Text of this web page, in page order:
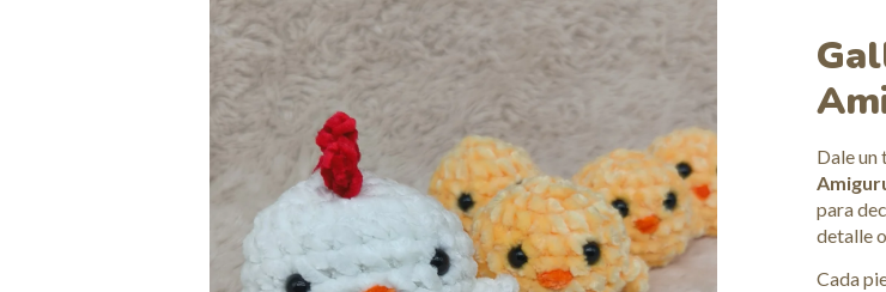
Dale un
para
detalle
Cada